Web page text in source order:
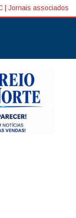
Jornais associados